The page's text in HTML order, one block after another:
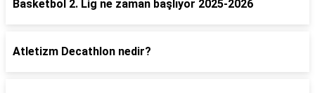
Basketbol 2. Lig ne zaman başlıyor 2025-2026
Atletizm Decathlon nedir?